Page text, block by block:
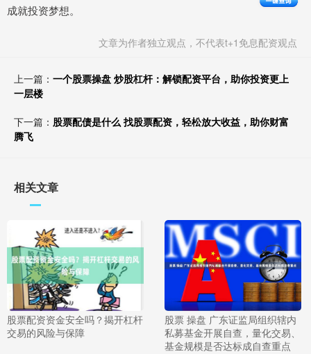
成就投资梦想。
文章为作者独立观点，不代表t+1免息配资观点
上一篇： 一个股票操盘 炒股杠杆：解锁配资平台，助你投资更上
一层楼
下一篇： 股票配债是什么 找股票配资，轻松放大收益，助你财富
腾飞
相关文章
股票配资资金安全吗？揭开杠杆
交易的风险与保障
股票 操盘 广东证监局组织辖内
私募基金开展自查，量化交易、
基金规模是否达标成自查重点